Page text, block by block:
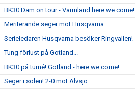
BK30 Dam on tour - Värmland here we come!
Meriterande seger mot Husqvarna
Serieledaren Husqvarna besöker Ringvallen!
Tung förlust på Gotland...
BK30 på turné! Gotland - here we come!
Seger i solen! 2-0 mot Älvsjö